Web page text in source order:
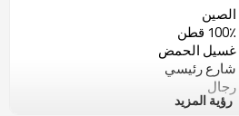
الصين
100٪ قطن
غسيل الحمض
شارع رئيسي
رجال
كم قصير
رؤية المزيد